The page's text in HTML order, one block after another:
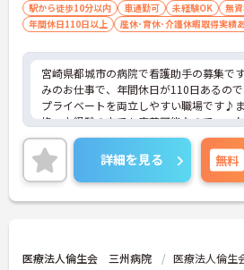
駅から徒歩10分以内 車通勤可 未経験OK 無
年間休日110日以上
産休･育休･介護休暇取得実績
宮崎県都城市の病院で看護助手の募集で
みのお仕事で、年間休日が110日あるの
プライベートを両立しやすい職場です♪
格・未経験の方でも応募可能なので、こ
業界に挑戦したいという方にピッタリの
ご興味のある方は、面接ポイントをお伝え
で、お気軽にご連絡ください。
詳細を見る 無料
医療法人倫生会 三州病院 医療法人倫